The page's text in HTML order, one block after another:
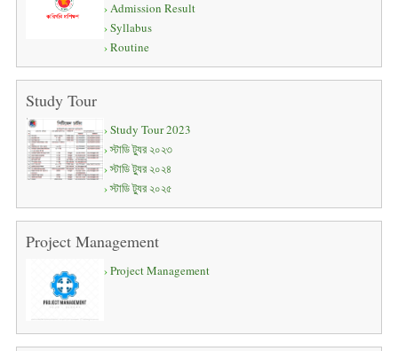
Admission Result
Syllabus
Routine
Study Tour
Study Tour 2023
স্টাডি ট্যুর ২০২৩
স্টাডি ট্যুর ২০২৪
স্টাডি ট্যুর ২০২৫
Project Management
Project Management